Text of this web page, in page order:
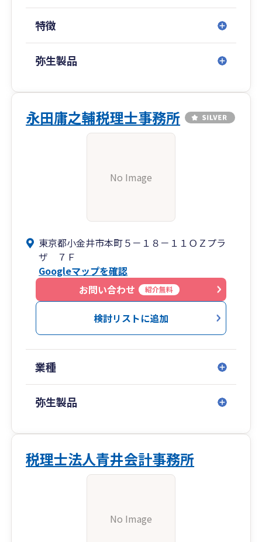
【対応エリア】
小金井市・武蔵野市・三鷹市・国分寺市・小平市
など多摩エリアを中心に、
【料金体系】
月額顧問料・決算料・スポット相談など、お客様
特徴
弥生製品
永田庸之輔税理士事務所
No Image
東京都小金井市本町５－１８－１１ＯＺプラ
ザ ７Ｆ
Googleマップを確認
お問い合わせ
紹介無料
検討リストに追加
業種
弥生製品
税理士法人青井会計事務所
No Image